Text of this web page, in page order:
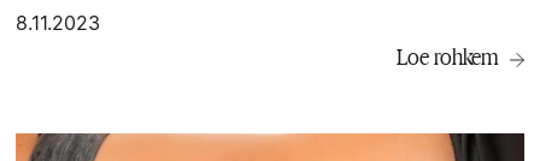
8.11.2023
Loe rohkem